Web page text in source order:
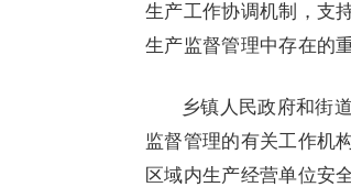
生产工作协调机制，支
生产监督管理中存在的
乡镇人民政府和街
监督管理的有关工作机
区域内生产经营单位安